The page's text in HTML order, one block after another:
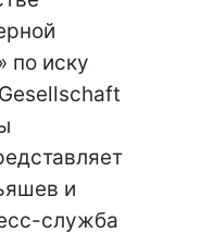
по иску
и
служба